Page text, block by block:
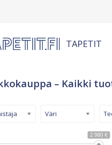
TAPETIT
– Kaikki
2 980 €
Väri